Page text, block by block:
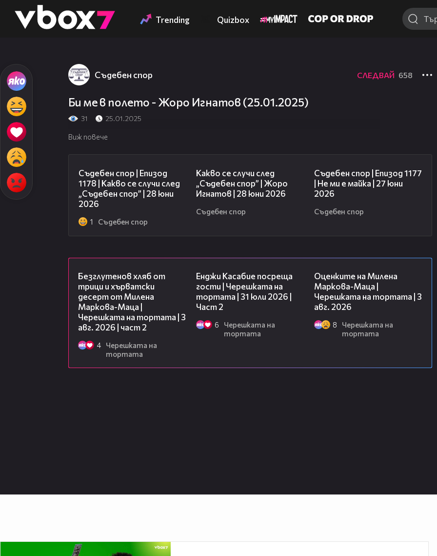
👾 Trending Quizbox
Съдебен спор СЛЕДВАЙ 658
Би ме в полето - Жоро Игнатов (25.01.2025)
31 25.01.2025
Виж повече
Съдебен спор | Епизод
1178 | Какво се случи след
„Съдебен спор” | 28 юни
2026
1 Съдебен спор
Какво се случи след
„Съдебен спор” | Жоро
Игнатов | 28 юни 2026
Съдебен спор
Съдебен спор | Епизод 1177
| Не ми е майка | 27 юни
2026
Съдебен спор
Безглутенов хляб от
трици и хърватски
десерт от Милена
Маркова-Маца |
Черешката на тортата | 3
авг. 2026 | част 2
4
Черешката на
тортата
Енджи Касабие посреща
гости | Черешката на
тортата | 31 юли 2026 |
Част 2
6
Черешката на
тортата
Оценките на Милена
Маркова-Маца |
Черешката на тортата | 3
авг. 2026
8
Черешката на
тортата